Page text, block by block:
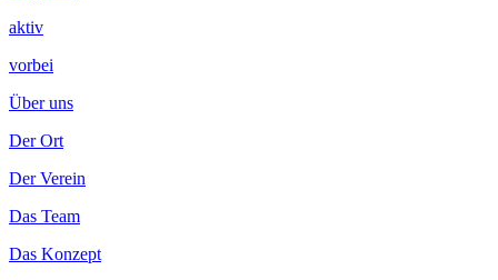
aktiv
vorbei
Über uns
Der Ort
Der Verein
Das Team
Das Konzept